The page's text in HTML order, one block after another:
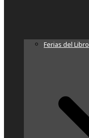
Ferias del Libro